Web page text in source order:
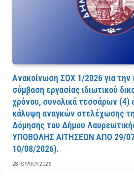
Ανακοίνωση ΣΟΧ 1/2026 για
σύμβαση εργασίας ιδιωτικού
χρόνου, συνολικά τεσσάρων (4)
κάλυψη αναγκών στελέχωσης
Δόμησης του Δήμου
YΠOBOΛHΣ AITHΣEΩN AΠO 29/
10/08/2026).
28 ΙΟΥΛΊΟΥ 2026